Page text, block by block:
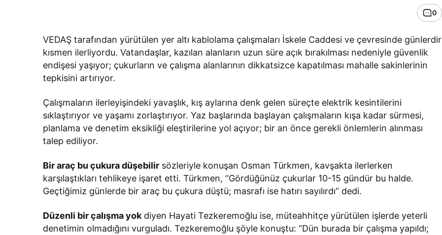
0
VEDAŞ tarafından yürütülen yer altı kablolama çalışmaları İskele Caddesi ve çevresinde günlerdir
kısmen ilerliyordu. Vatandaşlar, kazılan alanların uzun süre açık bırakılması nedeniyle güvenlik
endişesi yaşıyor; çukurların ve çalışma alanlarının dikkatsizce kapatılması mahalle sakinlerinin
tepkisini artırıyor.
Çalışmaların ilerleyişindeki yavaşlık, kış aylarına denk gelen süreçte elektrik kesintilerini
sıklaştırıyor ve yaşamı zorlaştırıyor. Yaz başlarında başlayan çalışmaların kışa kadar sürmesi,
planlama ve denetim eksikliği eleştirilerine yol açıyor; bir an önce gerekli önlemlerin alınması
talep ediliyor.
Bir araç bu çukura düşebilir sözleriyle konuşan Osman Türkmen, kavşakta ilerlerken
karşılaştıkları tehlikeye işaret etti. Türkmen, “Gördüğünüz çukurlar 10-15 gündür bu halde.
Geçtiğimiz günlerde bir araç bu çukura düştü; masrafı ise hatırı sayılırdı” dedi.
Düzenli bir çalışma yok diyen Hayati Tezkeremoğlu ise, müteahhitçe yürütülen işlerde yeterli
denetimin olmadığını vurguladı. Tezkeremoğlu şöyle konuştu: “Dün burada bir çalışma yapıldı;